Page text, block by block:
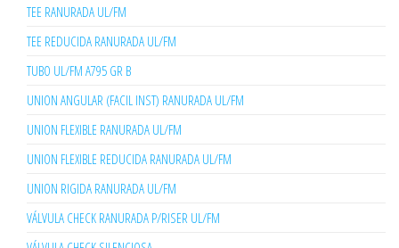
TEE RANURADA UL/FM
TEE REDUCIDA RANURADA UL/FM
TUBO UL/FM A795 GR B
UNION ANGULAR (FACIL INST) RANURADA UL/FM
UNION FLEXIBLE RANURADA UL/FM
UNION FLEXIBLE REDUCIDA RANURADA UL/FM
UNION RIGIDA RANURADA UL/FM
VÁLVULA CHECK RANURADA P/RISER UL/FM